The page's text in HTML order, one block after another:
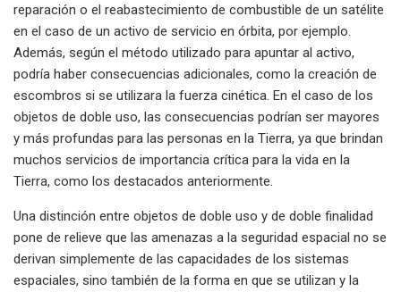
reparación o el reabastecimiento de combustible de un satélite
en el caso de un activo de servicio en órbita, por ejemplo.
Además, según el método utilizado para apuntar al activo,
podría haber consecuencias adicionales, como la creación de
escombros si se utilizara la fuerza cinética. En el caso de los
objetos de doble uso, las consecuencias podrían ser mayores
y más profundas para las personas en la Tierra, ya que brindan
muchos servicios de importancia crítica para la vida en la
Tierra, como los destacados anteriormente.
Una distinción entre objetos de doble uso y de doble finalidad
pone de relieve que las amenazas a la seguridad espacial no se
derivan simplemente de las capacidades de los sistemas
espaciales, sino también de la forma en que se utilizan y la